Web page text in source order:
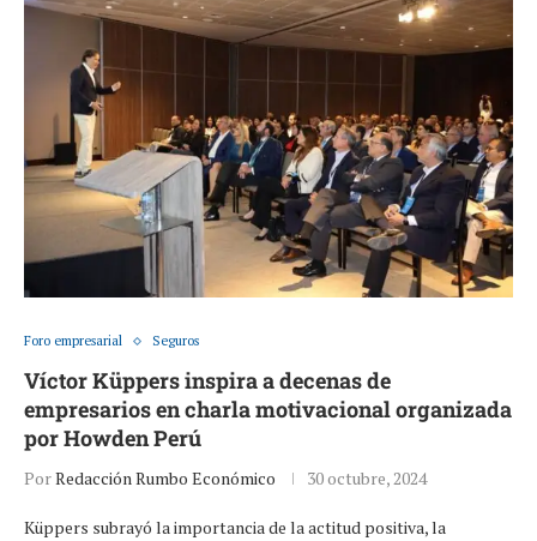
Foro empresarial Seguros
Víctor Küppers inspira a decenas de
empresarios en charla motivacional organizada
por Howden Perú
PorRedacción Rumbo Económico 30 octubre, 2024
Küppers subrayó la importancia de la actitud positiva, la